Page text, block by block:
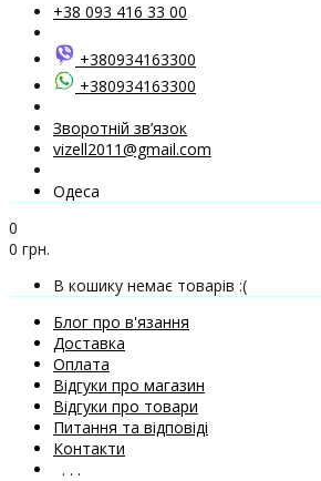
+38 093 416 33 00
+380934163300
+380934163300
Зворотній зв’язок
vizell2011@gmail.com
Одеса
0
0 грн.
В кошику немає товарів :(
Блог про в'язання
Доставка
Оплата
Відгуки про магазин
Відгуки про товари
Питання та відповіді
Контакти
. . .